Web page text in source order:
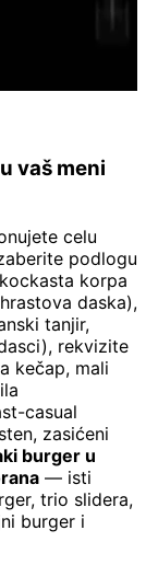
vaš meni
celu
podlogu
korpa
daska),
tanjir,
rekvizite
kečap, mali
casual
zasićeni
burger u
— isti
trio slidera,
burger i